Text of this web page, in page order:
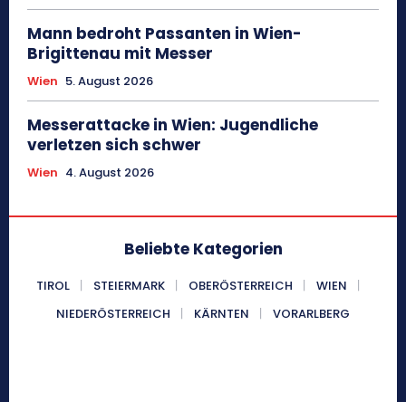
Mann bedroht Passanten in Wien-
Brigittenau mit Messer
Wien 5. August 2026
Messerattacke in Wien: Jugendliche
verletzen sich schwer
Wien 4. August 2026
Beliebte Kategorien
TIROL STEIERMARK OBERÖSTERREICH
WIEN
NIEDERÖSTERREICH
KÄRNTEN VORARLBERG